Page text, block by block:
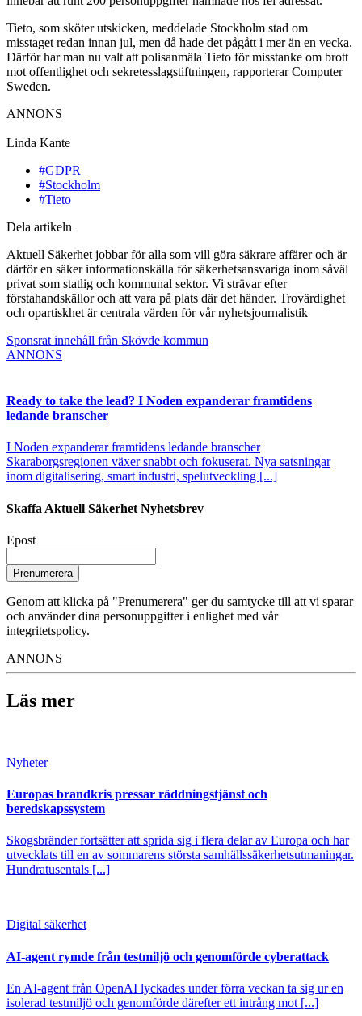
Tieto, som sköter utskicken, meddelade Stockholm stad om
misstaget redan innan jul, men då hade det pågått i mer än en vecka.
Därför har man nu valt att polisanmäla Tieto för misstanke om brott
mot offentlighet och sekretesslagstiftningen, rapporterar Computer
Sweden.
ANNONS
Linda Kante
#GDPR
#Stockholm
#Tieto
Dela artikeln
Aktuell Säkerhet jobbar för alla som vill göra säkrare affärer och är
därför en säker informationskälla för säkerhetsansvariga inom såväl
privat som statlig och kommunal sektor. Vi strävar efter
förstahandskällor och att vara på plats där det händer. Trovärdighet
och opartiskhet är centrala värden för vår nyhetsjournalistik
Sponsrat innehåll från Skövde kommun
ANNONS
Ready to take the lead? I Noden expanderar framtidens
ledande branscher
I Noden expanderar framtidens ledande branscher
Skaraborgsregionen växer snabbt och fokuserat. Nya satsningar
inom digitalisering, smart industri, spelutveckling [...]
Skaffa Aktuell Säkerhet Nyhetsbrev
Epost
Prenumerera
Genom att klicka på "Prenumerera" ger du samtycke till att vi sparar
och använder dina personuppgifter i enlighet med vår
integritetspolicy.
ANNONS
Läs mer
Nyheter
Europas brandkris pressar räddningstjänst och
beredskapssystem
Skogsbränder fortsätter att sprida sig i flera delar av Europa och har
utvecklats till en av sommarens största samhällssäkerhetsutmaningar.
Hundratusentals [...]
Digital säkerhet
AI-agent rymde från testmiljö och genomförde cyberattack
En AI-agent från OpenAI lyckades under förra veckan ta sig ur en
isolerad testmiljö och genomförde därefter ett intrång mot [...]